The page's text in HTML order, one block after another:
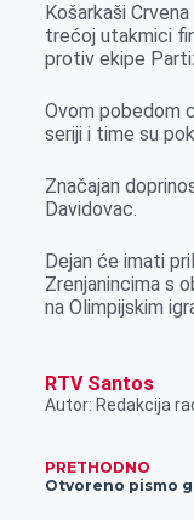
b
o
k
e
n
e
Košarkaši
trećoj utakmici
protiv ekipe
Ovom pobedom
seriji i time su
Značajan
Davidovac.
Dejan će imati
Zrenjanincima s
na Olimpijskim
RTV Santos
Autor: Redakcija
PRETHODNO